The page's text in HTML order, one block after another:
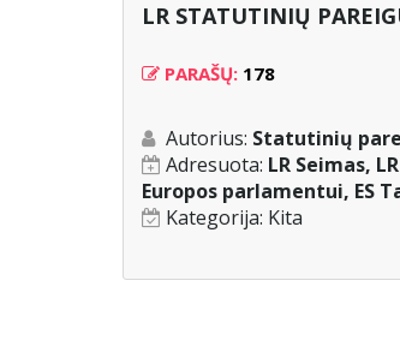
LR STATUTINIŲ
PARAŠŲ: 178
Autorius: Statutinių
Adresuota: LR Seimas,
Europos parlamentui, ES
Kategorija: Kita